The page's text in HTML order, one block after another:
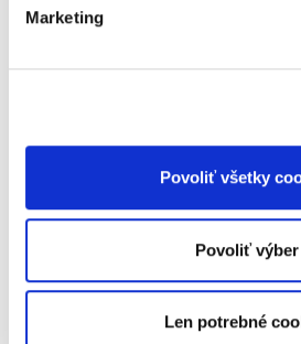
Marketing
Povoliť všetky
Povoliť výber
Len potrebné
podmienky aplikácie a miesto v
trestného práva. Osobitná
výzvy
Diana Repiščáková